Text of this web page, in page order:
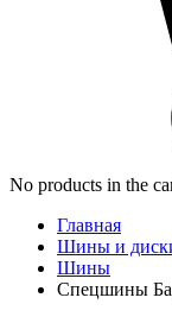
No products in the
Главная
Шины и
Шины
Спецшины